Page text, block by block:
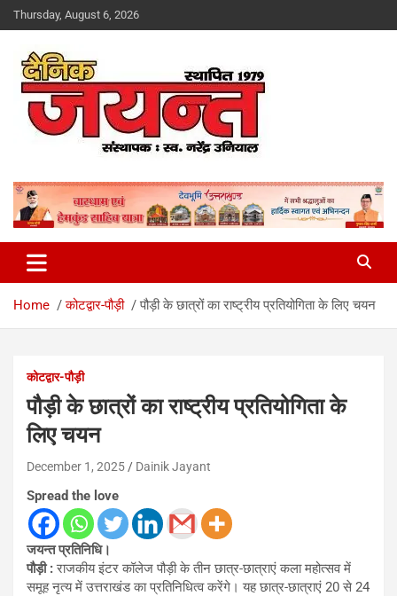
Skip
to
Thursday, August 6, 2026
Dainik Jayant
Home कोटद्वार-पौड़ी पौड़ी के छात्रों का राष्ट्रीय प्रतियोगिता के लिए चयन
कोटद्वार-पौड़ी
पौड़ी के छात्रों का राष्ट्रीय प्रतियोगिता के
लिए चयन
December 1, 2025 Dainik Jayant
Spread the love
जयन्त प्रतिनिधि।
पौड़ी :राजकीय इंटर कॉलेज पौड़ी के तीन छात्र-छात्राएं कला महोत्सव में
समूह नृत्य में उत्तराखंड का प्रतिनिधित्व करेंगे। यह छात्र-छात्राएं 20 से 24